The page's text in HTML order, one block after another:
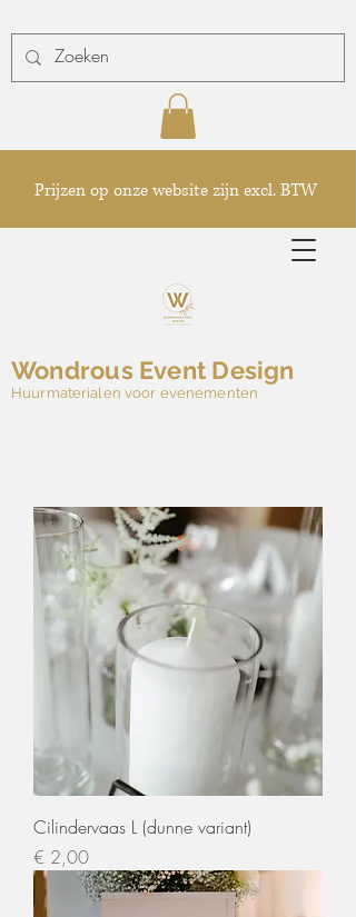
Prijzen op onze website zijn excl. BTW
Wondrous Event Design
Huurmaterialen voor evenementen
Cilindervaas L (dunne variant)
Prijs
€ 2,00